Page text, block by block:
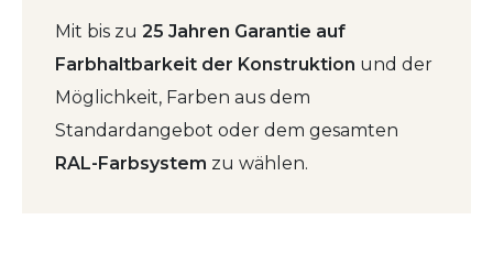
Mit bis zu 25 Jahren Garantie auf
Farbhaltbarkeit der Konstruktion und der
Möglichkeit, Farben aus dem
Standardangebot oder dem gesamten
RAL-Farbsystem zu wählen.